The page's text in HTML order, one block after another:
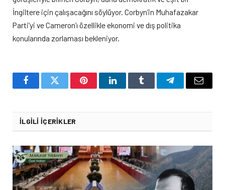
İngiltere için çalışacağını söylüyor. Corbyn’in Muhafazakar
Parti’yi ve Cameron’ı özellikle ekonomi ve dış politika
konularında zorlaması bekleniyor.
FacebookTwitter PinterestLinkedInTumblr TelegramEmail
İLGILI İÇERIKLER